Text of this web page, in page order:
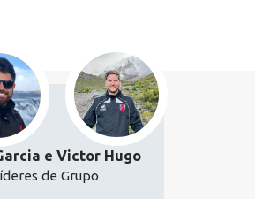
e Victor Hugo
de Grupo